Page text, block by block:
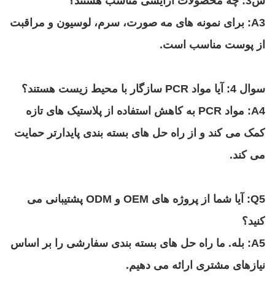
A3: برای نمونه های مه صورت، سرم، لوسیون و مراقبت
از پوست مناسب است.
سوال 4: آیا مواد PCR سازگار با محیط زیست هستند؟
A4: مواد PCR به کاهش استفاده از پلاستیک های تازه
کمک می کند و از راه حل های بسته بندی پایدارتر حمایت
می کند.
Q5: آیا شما از پروژه های OEM و ODM پشتیبانی می
کنید؟
A5: بله. ما راه حل های بسته بندی سفارشی را بر اساس
نیازهای مشتری ارائه می دهیم.